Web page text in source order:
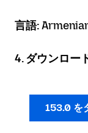
言語:
4. ダウンロー
153.0 を